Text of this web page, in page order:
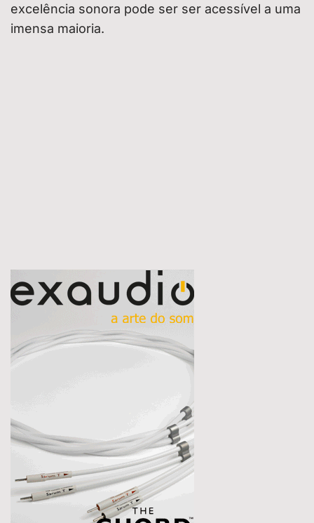
excelência sonora pode ser ser acessível a uma
imensa maioria.